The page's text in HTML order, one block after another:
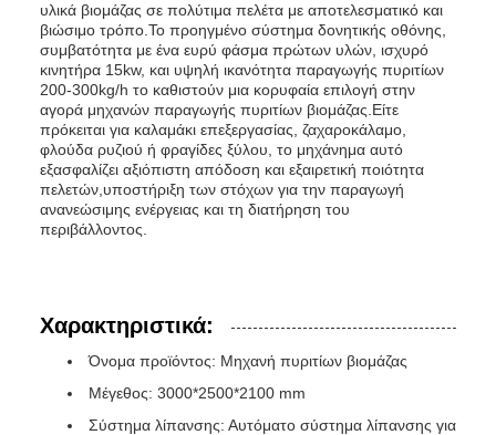
υλικά βιομάζας σε πολύτιμα πελέτα με αποτελεσματικό και
βιώσιμο τρόπο.Το προηγμένο σύστημα δονητικής οθόνης,
συμβατότητα με ένα ευρύ φάσμα πρώτων υλών, ισχυρό
κινητήρα 15kw, και υψηλή ικανότητα παραγωγής πυριτίων
200-300kg/h το καθιστούν μια κορυφαία επιλογή στην
αγορά μηχανών παραγωγής πυριτίων βιομάζας.Είτε
πρόκειται για καλαμάκι επεξεργασίας, ζαχαροκάλαμο,
φλούδα ρυζιού ή φραγίδες ξύλου, το μηχάνημα αυτό
εξασφαλίζει αξιόπιστη απόδοση και εξαιρετική ποιότητα
πελετών,υποστήριξη των στόχων για την παραγωγή
ανανεώσιμης ενέργειας και τη διατήρηση του
περιβάλλοντος.
Χαρακτηριστικά:
Όνομα προϊόντος: Μηχανή πυριτίων βιομάζας
Μέγεθος: 3000*2500*2100 mm
Σύστημα λίπανσης: Αυτόματο σύστημα λίπανσης για